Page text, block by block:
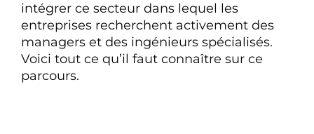
intégrer ce secteur dans lequel les
entreprises recherchent activement des
managers et des ingénieurs spécialisés.
Voici tout ce qu’il faut connaître sur ce
parcours.